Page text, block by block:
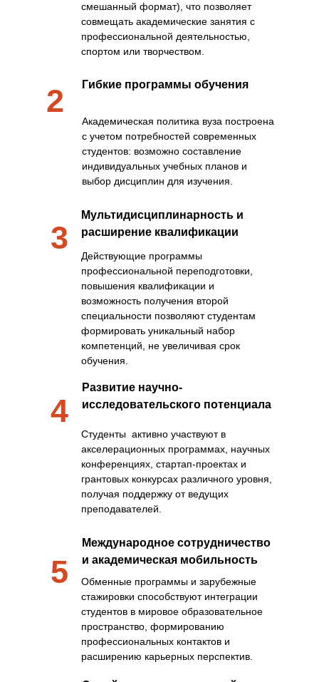
2 Гибкие программы обучения
Академическая политика вуза построена
с учетом потребностей современных
студентов: возможно составление
индивидуальных учебных планов и
выбор дисциплин для изучения.
смешанный формат), что позволяет
совмещать академические занятия с
профессиональной деятельностью,
спортом или творчеством.
3
Мультидисциплинарность и
расширение квалификации
Действующие программы
профессиональной переподготовки,
повышения квалификации и
возможность получения второй
специальности позволяют студентам
формировать уникальный набор
компетенций, не увеличивая срок
обучения.
4
Развитие научно-
исследовательского потенциала
Студенты активно участвуют в
акселерационных программах, научных
конференциях, стартап-проектах и
грантовых конкурсах различного уровня,
получая поддержку от ведущих
преподавателей.
5
Международное сотрудничество
и академическая мобильность
Обменные программы и зарубежные
стажировки способствуют интеграции
студентов в мировое образовательное
пространство, формированию
профессиональных контактов и
расширению карьерных перспектив.